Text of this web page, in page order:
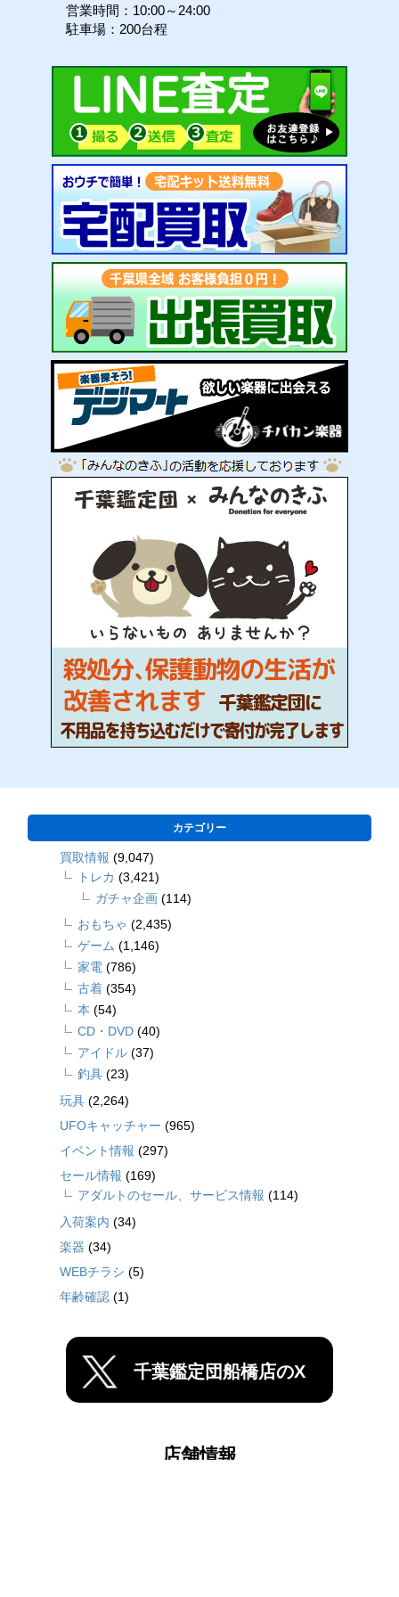
営業時間：10:00～24:00
駐車場：200台程
カテゴリー
買取情報 (9,047)
トレカ (3,421)
ガチャ企画 (114)
おもちゃ (2,435)
ゲーム (1,146)
家電 (786)
古着 (354)
本 (54)
CD・DVD (40)
アイドル (37)
釣具 (23)
玩具 (2,264)
UFOキャッチャー (965)
イベント情報 (297)
セール情報 (169)
アダルトのセール、サービス情報 (114)
入荷案内 (34)
楽器 (34)
WEBチラシ (5)
年齢確認 (1)
千葉鑑定団船橋店のX
店舗情報